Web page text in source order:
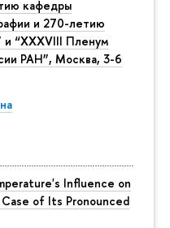
кафедры
и 270-летию
и “XXXVIII Пленум
РАН”, Москва, 3-6
Influence on
of Its Pronounced